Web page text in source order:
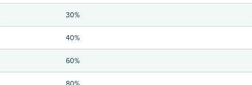
30%
40%
60%